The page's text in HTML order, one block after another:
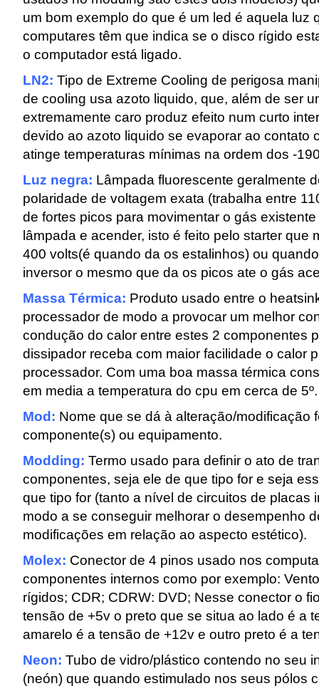
um bom exemplo do que é um led é aquela luz
computares têm que indica se o disco rígido
o computador está ligado.
LN2: Tipo de Extreme Cooling de perigosa
de cooling usa azoto liquido, que, além de ser
extremamente caro produz efeito num curto
devido ao azoto liquido se evaporar ao contato
atinge temperaturas mínimas na ordem dos -
Luz negra: Lâmpada fluorescente geralmente
polaridade de voltagem exata (trabalha entre
de fortes picos para movimentar o gás
lâmpada e acender, isto é feito pelo starter que
400 volts(é quando da os estalinhos) ou
inversor o mesmo que da os picos ate o gás
Massa Térmica: Produto usado entre o
processador de modo a provocar um melhor
condução do calor entre estes 2 componentes
dissipador receba com maior facilidade o calor
processador. Com uma boa massa térmica
em media a temperatura do cpu em cerca de 5º.
Mod: Nome que se dá à alteração/modificação
componente(s) ou equipamento.
Modding: Termo usado para definir o ato de
componentes, seja ele de que tipo for e seja
que tipo for (tanto a nível de circuitos de placas
modo a se conseguir melhorar o desempenho
modificações em relação ao aspecto estético).
Molex: Conector de 4 pinos usado nos
componentes internos como por exemplo:
rígidos; CDR; CDRW: DVD; Nesse conector o
tensão de +5v o preto que se situa ao lado é a
amarelo é a tensão de +12v e outro preto é a
Neon: Tubo de vidro/plástico contendo no seu
(neón) que quando estimulado nos seus pólos